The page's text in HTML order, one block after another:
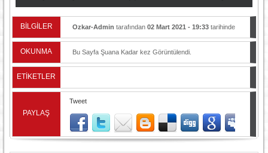
stok bilgisi alabilirsiniz
BİLGİLER Ozkar-Admin tarafından 02 Mart 2021 - 19:33tarihinde
OKUNMA Bu Sayfa Şuana Kadar kez Görüntülendi.
ETİKETLER
PAYLAŞ
Tweet